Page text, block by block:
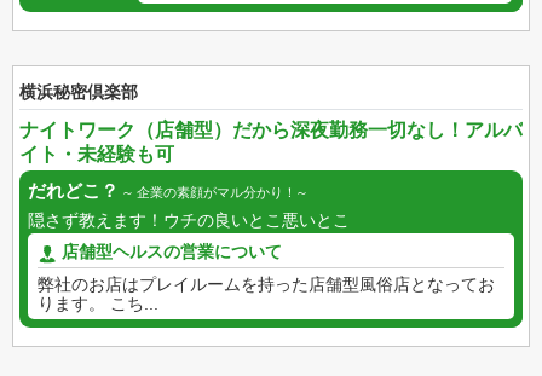
横浜秘密倶楽部
ナイトワーク（店舗型）だから深夜勤務一切なし！アルバ
イト・未経験も可
だれどこ？
企業の素顔がマル分かり！
隠さず教えます！ウチの良いとこ悪いとこ
店舗型ヘルスの営業について
弊社のお店はプレイルームを持った店舗型風俗店となってお
ります。 こち...